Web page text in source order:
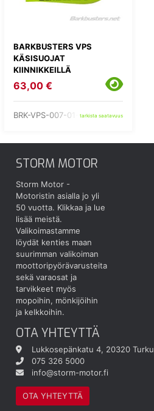
BARKBUSTERS VPS
KÄSISUOJAT
KIINNIKKEILLÄ
63,00 €
BRK-VPS-007-01-YHtarkista saatavuus
STORM MOTOR
Storm Motor -
Motoristin asialla jo yli
50 vuotta. Klikkaa ja lue
lisää meistä.
Valikoimastamme
löydät kenties maan
suurimman valikoiman
moottoripyörävarusteita
sekä varaosat ja
tarvikkeet myös
mopoihin, mönkijöihin
ja kelkkoihin.
OTA YHTEYTTÄ
Lukkosepänkatu 4, 20320 Turku
075 326 5000
info@storm-motor.fi
OTA YHTEYTTÄ